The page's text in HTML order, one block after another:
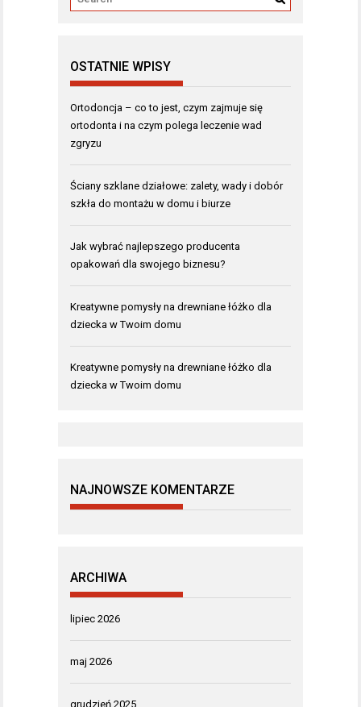
OSTATNIE WPISY
Ortodoncja – co to jest, czym zajmuje się
ortodonta i na czym polega leczenie wad
zgryzu
Ściany szklane działowe: zalety, wady i dobór
szkła do montażu w domu i biurze
Jak wybrać najlepszego producenta
opakowań dla swojego biznesu?
Kreatywne pomysły na drewniane łóżko dla
dziecka w Twoim domu
Kreatywne pomysły na drewniane łóżko dla
dziecka w Twoim domu
NAJNOWSZE KOMENTARZE
ARCHIWA
lipiec 2026
maj 2026
grudzień 2025